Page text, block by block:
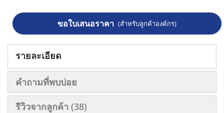
ขอใบเสนอราคา (สำหรับลูกค้าองค์กร)
รายละเอียด
คำถามที่พบบ่อย
รีวิวจากลูกค้า 38